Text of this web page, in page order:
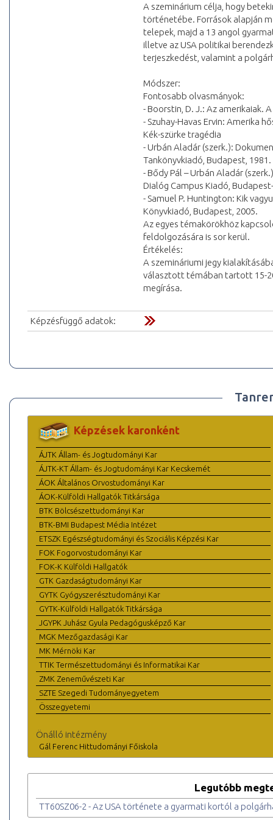
A szeminárium célja, hogy
történetébe. Források alapján
telepek, majd a 13 angol
illetve az USA politikai
terjeszkedést, valamint a
Módszer:
Fontosabb olvasmányok:
- Boorstin, D. J.: Az amerikaiak.
- Szuhay-Havas Ervin: Amerika
Kék-szürke tragédia
- Urbán Aladár (szerk.):
Tankönyvkiadó, Budapest, 1981.
- Bődy Pál – Urbán Aladár
Dialóg Campus Kiadó,
- Samuel P. Huntington: Kik
Könyvkiadó, Budapest, 2005.
Az egyes témakörökhöz
feldolgozására is sor kerül.
Értékelés:
A szemináriumi jegy
választott témában tartott 15-
megírása.
Képzésfüggő adatok:
Képzések karonként
ÁJTK Állam- és Jogtudományi Kar
ÁJTK-KT Állam- és Jogtudományi Kar Kecskemét
ÁOK Általános Orvostudományi Kar
ÁOK-Külföldi Hallgatók Titkársága
BTK Bölcsészettudományi Kar
BTK-BMI Budapest Média Intézet
ETSZK Egészségtudományi és Szociális Képzési Kar
FOK Fogorvostudományi Kar
FOK-K Külföldi Hallgatók
GTK Gazdaságtudományi Kar
GYTK Gyógyszerésztudományi Kar
GYTK-Külföldi Hallgatók Titkársága
JGYPK Juhász Gyula Pedagógusképző Kar
MGK Mezőgazdasági Kar
MK Mérnöki Kar
TTIK Természettudományi és Informatikai Kar
ZMK Zeneművészeti Kar
SZTE Szegedi Tudományegyetem
Összegyetemi
Önálló intézmény
Gál Ferenc Hittudományi Főiskola
Legutóbb
TT60SZ06-2 - Az USA története a gyarmati kortól a